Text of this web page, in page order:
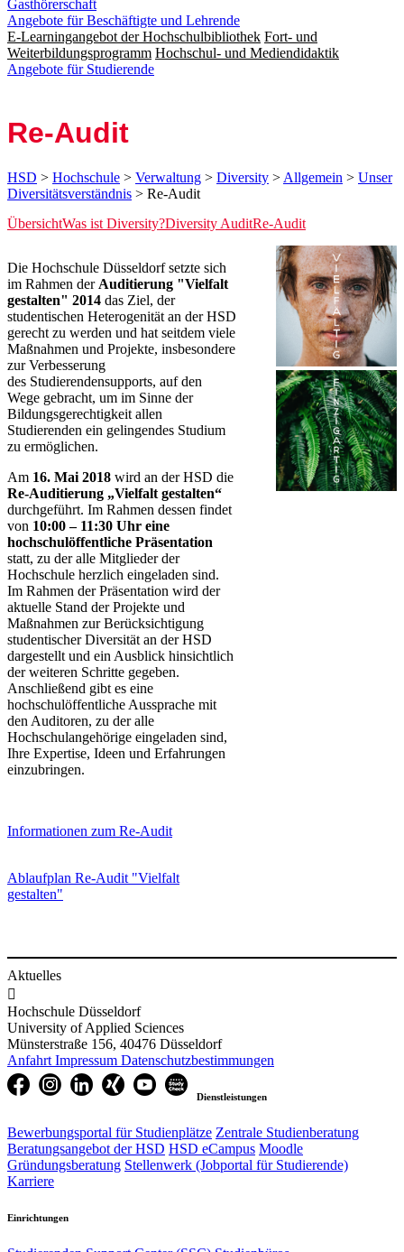
Gasthörerschaft
Angebote für Beschäftigte und Lehrende
E-Learningangebot der Hochschulbibliothek Fort- und
Weiterbildungsprogramm Hochschul- und Mediendidaktik
Angebote für Studierende
Re-Audit
HSD > Hochschule > Verwaltung > Diversity > Allgemein > Unser
Diversitätsverständnis > Re-Audit
ÜbersichtWas ist Diversity?Diversity AuditRe-Audit
​​​Die Hochschule Düsseldorf setzte sich
im Rahmen der Auditierung "Vielfalt
gestalten" 2014 das Ziel, der
studentischen Heterogenität an der HSD
gerecht zu werden und hat seitdem viele
Maßnahmen und Projekte, insbesondere​
zur Verbesserung
des Studierendensupports, auf den
Wege gebracht, um im Sinne der
Bildungsgerechtigkeit allen
Studierenden ein gelingendes Studium
zu ermöglichen.
Am 16. Mai 2018 wird an der HSD die
Re-Auditierung „Vielfalt gestalten“
durchgeführt. Im Rahmen dessen findet
von 10:00 – 11:30 Uhr eine
hochschulöffentliche Präsentation
statt, zu der alle Mitglieder der
Hochschule herzlich eingeladen sind.
Im Rahmen der Präsentation wird der
aktuelle Stand der Projekte und
Maßnahmen zur Berücksichtigung
studentischer Diversität an der HSD
dargestellt und ein Ausblick hinsichtlich
der weiteren Schritte gegeben.
Anschließend gibt es eine
hochschulöffentliche Aussprache mit
den Auditoren, zu der alle
Hochschulangehörige eingeladen sind,
Ihre Expertise, Ideen und Erfahrungen
einzubringen.
Informationen zum Re-Audit
Ablaufplan Re-Audit "Vielfalt
gestalten"​
Aktuelles

Hochschule Düsseldorf
University of Applied Sciences
Münsterstraße 156, 40476 Düsseldorf
Anfahrt Impressum Datenschutzbestimmungen
Dienstleistungen
Bewerbungsportal für Studienplätze Zentrale Studienberatung
Beratungsangebot der HSD HSD eCampus Moodle
Gründungsberatung Stellenwerk (Jobportal für Studierende)
Karriere
Einrichtungen